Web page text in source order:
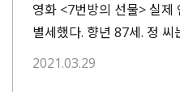
영화 <7번방의 선물> 실제
별세했다. 향년 87세. 정
살인범으로 몰려 15년간⋯
2021.03.29